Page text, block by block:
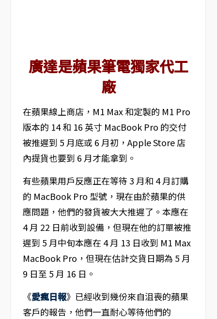
廣達是蘋果筆電獨家代工
廠
在蘋果線上商店，M1 Max 和定製的 M1 Pro
版本的 14 和 16 英寸 MacBook Pro 的交付
被推遲到 5 月底或 6 月初，Apple Store 店
內提貨也要到 6 月才能拿到。
有些蘋果用戶反應正在等待 3 月和 4 月訂購
的 MacBook Pro 型號，現在由於蘋果的供
應問題，他們的發貨被大大推遲了。本應在
4 月 22 日前收到設備，但現在他的訂單被推
遲到 5 月中旬本應在 4 月 13 日收到 M1 Max
MacBook Pro，但現在估計交貨日期為 5 月
9 日至 5 月 16 日。
《愛瘋日報》已經收到幾份來自沮喪的蘋果
客戶的報告，他們一直耐心等待他們的